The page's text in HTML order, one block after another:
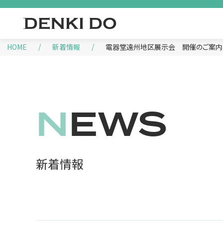
HOME 新着情報 電器堂遠州地区展示会 開催のご案内
NEWS
新着情報